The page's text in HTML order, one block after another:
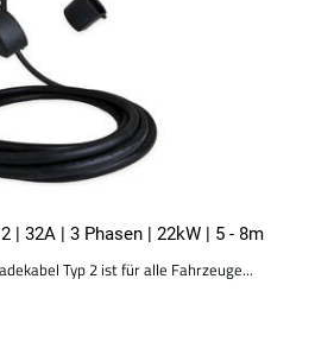
| 32A | 3 Phasen | 22kW | 5 - 8m
Typ 2 ist für alle Fahrzeuge...